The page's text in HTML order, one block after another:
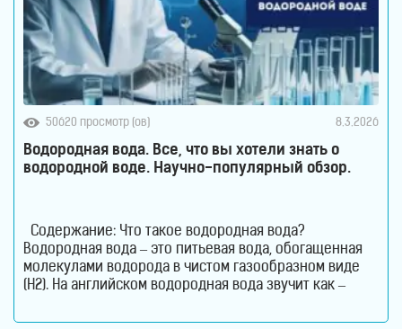
50620 просмотр (ов) 8.3.2026
Водородная вода. Все, что вы хотели знать о
водородной воде. Научно-популярный обзор.
Содержание: Что такое водородная вода?
Водородная вода – это питьевая вода, обогащенная
молекулами водорода в чистом газообразном виде
(H2). На английском водородная вода звучит как –
воде молекулы водорода не вступают в химическую